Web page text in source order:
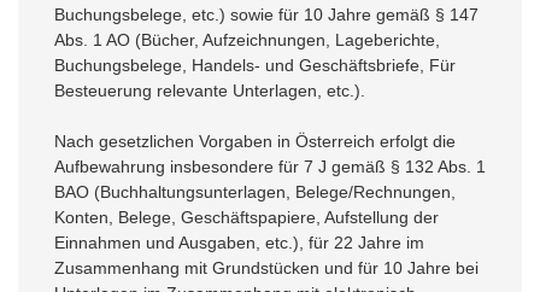
Buchungsbelege, etc.) sowie für 10 Jahre gemäß § 147
Abs. 1 AO (Bücher, Aufzeichnungen, Lageberichte,
Buchungsbelege, Handels- und Geschäftsbriefe, Für
Besteuerung relevante Unterlagen, etc.).
Nach gesetzlichen Vorgaben in Österreich erfolgt die
Aufbewahrung insbesondere für 7 J gemäß § 132 Abs. 1
BAO (Buchhaltungsunterlagen, Belege/Rechnungen,
Konten, Belege, Geschäftspapiere, Aufstellung der
Einnahmen und Ausgaben, etc.), für 22 Jahre im
Zusammenhang mit Grundstücken und für 10 Jahre bei